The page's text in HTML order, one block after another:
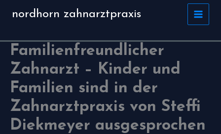
Inhaltnordhorn zahnarztpraxis
Familienfreundlicher
Zahnarzt – Kinder und
Familien sind in der
Zahnarztpraxis von Steffi
Diekmeyer ausgesprochen